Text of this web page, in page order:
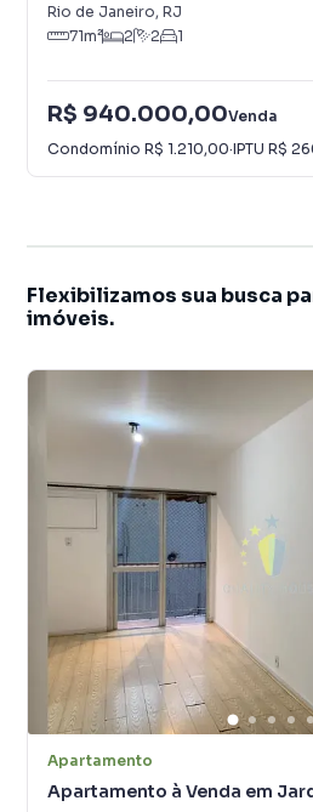
Rio de Janeiro, RJ
71m² 2 2 1
R$ 940.000,00Venda
Condomínio R$ 1.210,00·IPTU R$
Flexibilizamos sua busca
imóveis.
Apartamento
Apartamento à Venda em